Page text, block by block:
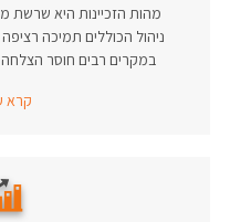
מהות הזכיינות היא שרשת
ניהול הכוללים תמיכה
במקרים רבים חוסר
קרא